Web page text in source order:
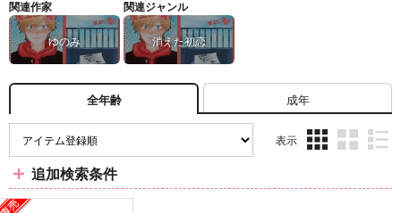
関連作家
ゆのみ
関連ジャンル
消えた初恋
全年齢 成年
表示
ム
ム
ム
追加検索条件